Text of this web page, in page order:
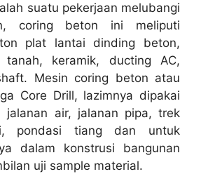
suatu pekerjaan melubangi
coring beton ini meliputi
plat lantai dinding beton,
tanah, keramik, ducting AC,
Mesin coring beton atau
Core Drill, lazimnya dipakai
jalanan air, jalanan pipa, trek
pondasi tiang dan untuk
dalam konstrusi bangunan
uji sample material.